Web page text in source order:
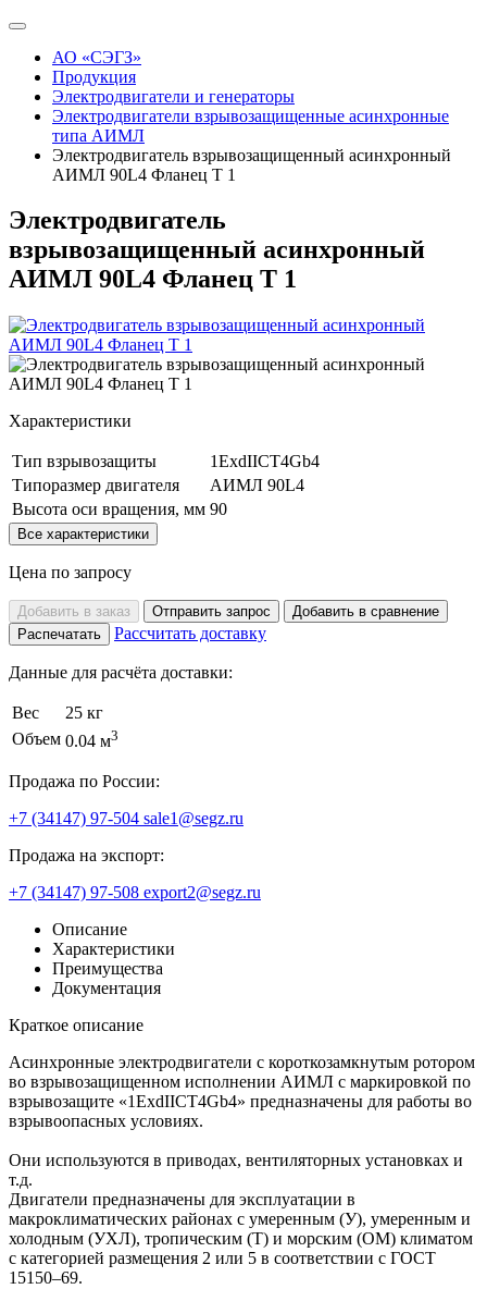
АО «СЭГЗ»
Продукция
Электродвигатели и генераторы
Электродвигатели взрывозащищенные асинхронные
типа АИМЛ
Электродвигатель взрывозащищенный асинхронный
АИМЛ 90L4 Фланец Т 1
Электродвигатель
взрывозащищенный асинхронный
АИМЛ 90L4 Фланец Т 1
Характеристики
Тип взрывозащиты
1ExdIICT4Gb4
Типоразмер двигателя
АИМЛ 90L4
Высота оси вращения, мм 90
Все характеристики
Цена по запросу
Добавить в заказ Отправить запрос
Добавить в сравнение
Распечатать
Рассчитать доставку
Данные для расчёта доставки:
Вес
25 кг
Объем 0.04 м3
Продажа по России:
+7 (34147) 97-504 sale1@segz.ru
Продажа на экспорт:
+7 (34147) 97-508 export2@segz.ru
Описание
Характеристики
Преимущества
Документация
Краткое описание
Асинхронные электродвигатели с короткозамкнутым ротором
во взрывозащищенном исполнении АИМЛ с маркировкой по
взрывозащите «1ExdIICT4Gb4» предназначены для работы во
взрывоопасных условиях.
Они используются в приводах, вентиляторных установках и
т.д.
Двигатели предназначены для эксплуатации в
макроклиматических районах с умеренным (У), умеренным и
холодным (УХЛ), тропическим (Т) и морским (ОМ) климатом
с категорией размещения 2 или 5 в соответствии с ГОСТ
15150–69.